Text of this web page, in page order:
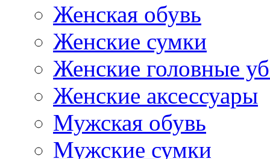
Женская обувь
Женские сумки
Женские головные
Женские аксессуары
Мужская обувь
Мужские сумки